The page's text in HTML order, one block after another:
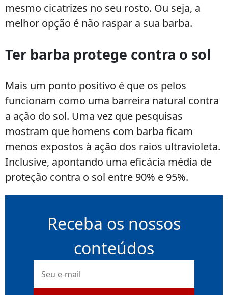
mesmo cicatrizes no seu rosto. Ou seja, a
melhor opção é não raspar a sua barba.
Ter barba protege contra o sol
Mais um ponto positivo é que os pelos
funcionam como uma barreira natural contra
a ação do sol. Uma vez que pesquisas
mostram que homens com barba ficam
menos expostos à ação dos raios ultravioleta.
Inclusive, apontando uma eficácia média de
proteção contra o sol entre 90% e 95%.
Receba os nossos
conteúdos
mail